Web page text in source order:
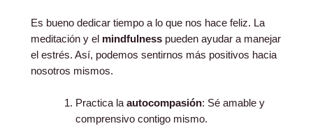
Es bueno dedicar tiempo a lo que nos hace feliz. La
meditación y el mindfulness pueden ayudar a manejar
el estrés. Así, podemos sentirnos más positivos hacia
nosotros mismos.
Practica la autocompasión: Sé amable y
comprensivo contigo mismo.